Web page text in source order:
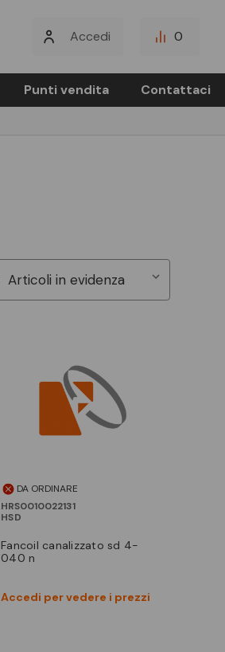
Accedi 0
Punti vendita Contattaci
DA ORDINARE
HRS0010022131
HSD
fancoil canalizzato sd 4-
040 n
Accedi per vedere i prezzi
Confronta